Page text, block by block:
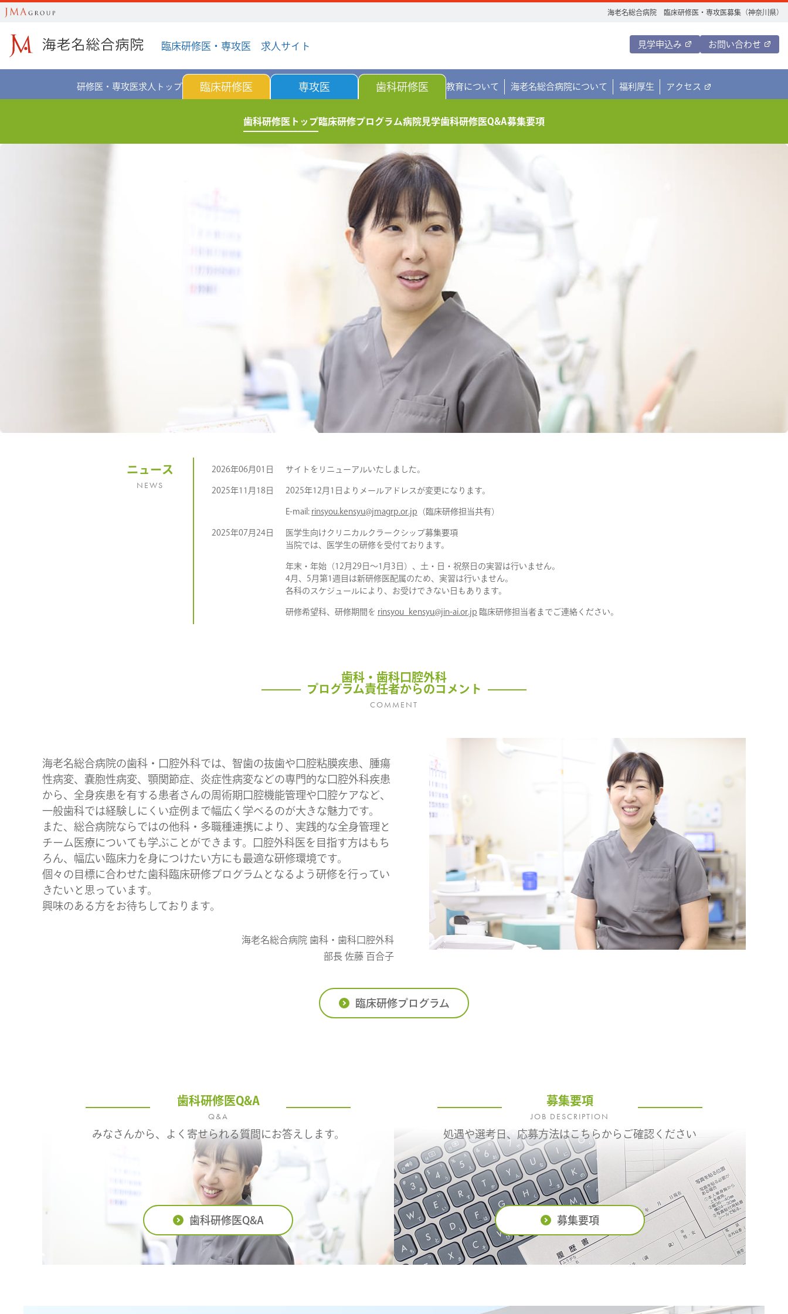
海老名総合病院 臨床研修医・専攻医募集（神奈川県）
臨床研修医・専攻医 求人サイト
研修医・専攻医求人トップ 臨床研修医 専攻医 歯科研修医 教育について 海老名総合病院について 福利厚生 アクセス
見学申込み お問い合わせ
歯科研修医トップ臨床研修プログラム病院見学歯科研修医Q&A募集要項
ニュース
NEWS
2026年06月01日 サイトをリニューアルいたしました。
2025年11月18日 2025年12月1日よりメールアドレスが変更になります。
E-mail: rinsyou.kensyu@jmagrp.or.jp （臨床研修担当共有）
2025年07月24日
医学生向けクリニカルクラークシップ募集要項
当院では、医学生の研修を受付ております。
年末・年始（12月29日～1月3日）、土・日・祝祭日の実習は行いません。
4月、5月第1週目は新研修医配属のため、実習は行いません。
各科のスケジュールにより、お受けできない日もあります。
研修希望科、研修期間を rinsyou_kensyu@jin-ai.or.jp 臨床研修担当者までご連絡ください。
歯科・歯科口腔外科
プログラム責任者からのコメント
COMMENT
海老名総合病院の歯科・口腔外科では、智歯の抜歯や口腔粘膜疾患、腫瘍
性病変、嚢胞性病変、顎関節症、炎症性病変などの専門的な口腔外科疾患
から、全身疾患を有する患者さんの周術期口腔機能管理や口腔ケアなど、
一般歯科では経験しにくい症例まで幅広く学べるのが大きな魅力です。
また、総合病院ならではの他科・多職種連携により、実践的な全身管理と
チーム医療についても学ぶことができます。口腔外科医を目指す方はもち
ろん、幅広い臨床力を身につけたい方にも最適な研修環境です。
個々の目標に合わせた歯科臨床研修プログラムとなるよう研修を行ってい
きたいと思っています。
興味のある方をお待ちしております。
海老名総合病院 歯科・歯科口腔外科
部長 佐藤 百合子
臨床研修プログラム
歯科研修医Q&A
Q&A
みなさんから、よく寄せられる質問にお答えします。
歯科研修医Q&A
募集要項
JOB DESCRIPTION
処遇や選考日、応募方法はこちらからご確認ください
募集要項